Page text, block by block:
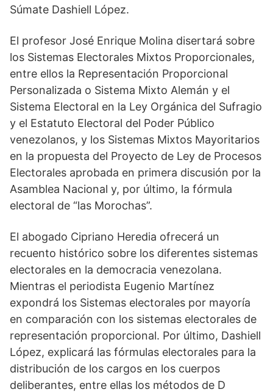
Súmate Dashiell López.
El profesor José Enrique Molina disertará sobre
los Sistemas Electorales Mixtos Proporcionales,
entre ellos la Representación Proporcional
Personalizada o Sistema Mixto Alemán y el
Sistema Electoral en la Ley Orgánica del Sufragio
y el Estatuto Electoral del Poder Público
venezolanos, y los Sistemas Mixtos Mayoritarios
en la propuesta del Proyecto de Ley de Procesos
Electorales aprobada en primera discusión por la
Asamblea Nacional y, por último, la fórmula
electoral de “las Morochas”.
El abogado Cipriano Heredia ofrecerá un
recuento histórico sobre los diferentes sistemas
electorales en la democracia venezolana.
Mientras el periodista Eugenio Martínez
expondrá los Sistemas electorales por mayoría
en comparación con los sistemas electorales de
representación proporcional. Por último, Dashiell
López, explicará las fórmulas electorales para la
distribución de los cargos en los cuerpos
deliberantes, entre ellas los métodos de D